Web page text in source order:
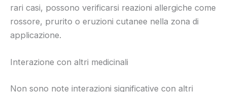
rari casi, possono verificarsi reazioni allergiche come
rossore, prurito o eruzioni cutanee nella zona di
applicazione.
Interazione con altri medicinali
Non sono note interazioni significative con altri